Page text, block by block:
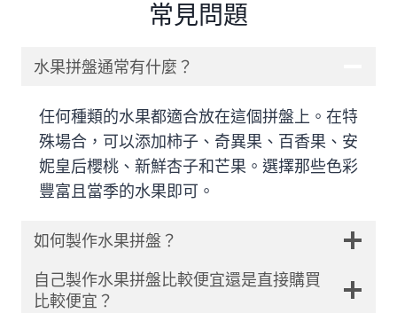
常見問題
水果拼盤通常有什麼？
任何種類的水果都適合放在這個拼盤上。在特
殊場合，可以添加柿子、奇異果、百香果、安
妮皇后櫻桃、新鮮杏子和芒果。選擇那些色彩
豐富且當季的水果即可。
如何製作水果拼盤？
自己製作水果拼盤比較便宜還是直接購買
比較便宜？